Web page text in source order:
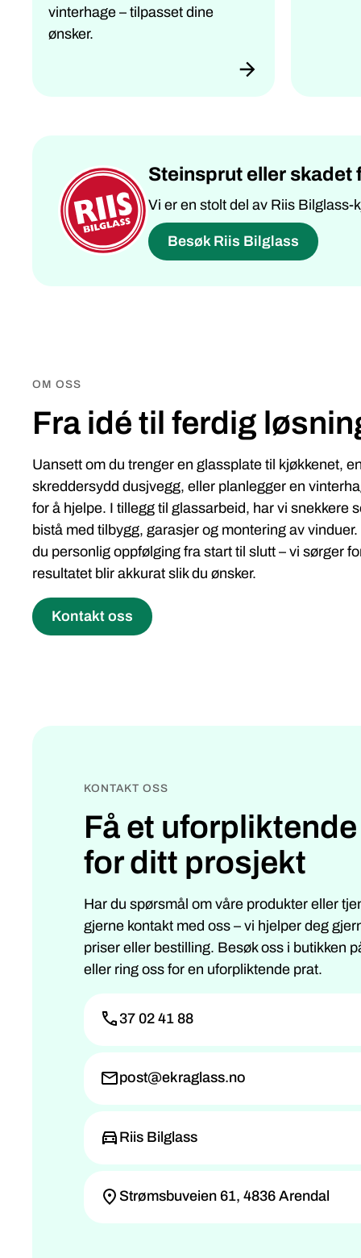
vinterhage – tilpasset dine
ønsker.
Steinsprut eller skadet
Vi er en stolt del av Riis
Besøk Riis Bilglass
OM OSS
Fra idé til ferdig
Uansett om du trenger en glassplate til kjøkkenet,
skreddersydd dusjvegg, eller planlegger en
for å hjelpe. I tillegg til glassarbeid, har vi snekkere
bistå med tilbygg, garasjer og montering av
du personlig oppfølging fra start til slutt – vi sørger
resultatet blir akkurat slik du ønsker.
Kontakt oss
KONTAKT OSS
Få et
for ditt prosjekt
Har du spørsmål om våre produkter eller
gjerne kontakt med oss – vi hjelper deg
priser eller bestilling. Besøk oss i butikken
eller ring oss for en uforpliktende prat.
37 02 41 88
post@ekraglass.no
Riis Bilglass
Strømsbuveien 61, 4836 Arendal